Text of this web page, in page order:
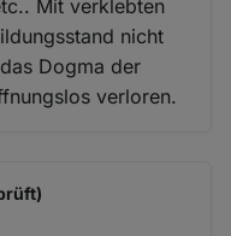
Mit verklebten
nicht
Dogma der
verloren.